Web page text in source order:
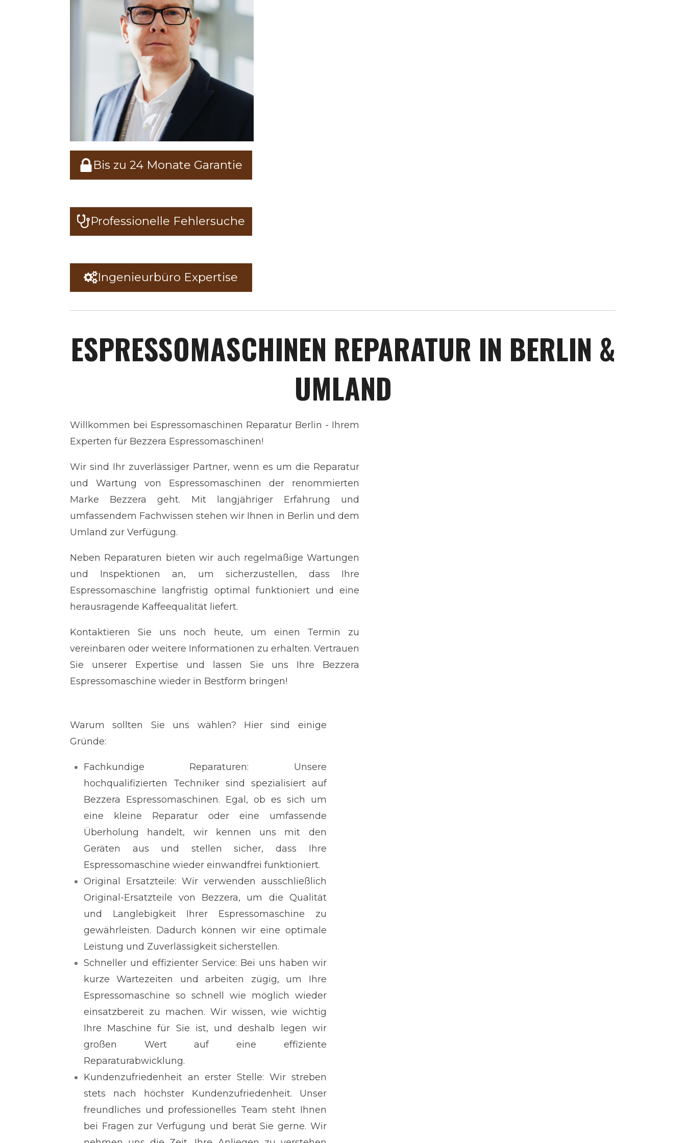
Bis zu 24 Monate Garantie
Professionelle Fehlersuche
Ingenieurbüro Expertise
ESPRESSOMASCHINEN REPARATUR IN BERLIN &
UMLAND
Willkommen bei Espressomaschinen Reparatur Berlin - Ihrem
Experten für Bezzera Espressomaschinen!
Wir sind Ihr zuverlässiger Partner, wenn es um die Reparatur
und Wartung von Espressomaschinen der renommierten
Marke Bezzera geht. Mit langjähriger Erfahrung und
umfassendem Fachwissen stehen wir Ihnen in Berlin und dem
Umland zur Verfügung.
Neben Reparaturen bieten wir auch regelmäßige Wartungen
und Inspektionen an, um sicherzustellen, dass Ihre
Espressomaschine langfristig optimal funktioniert und eine
herausragende Kaffeequalität liefert.
Kontaktieren Sie uns noch heute, um einen Termin zu
vereinbaren oder weitere Informationen zu erhalten. Vertrauen
Sie unserer Expertise und lassen Sie uns Ihre Bezzera
Espressomaschine wieder in Bestform bringen!
Warum sollten Sie uns wählen? Hier sind einige
Gründe:
Fachkundige Reparaturen: Unsere
hochqualifizierten Techniker sind spezialisiert auf
Bezzera Espressomaschinen. Egal, ob es sich um
eine kleine Reparatur oder eine umfassende
Überholung handelt, wir kennen uns mit den
Geräten aus und stellen sicher, dass Ihre
Espressomaschine wieder einwandfrei funktioniert.
Original Ersatzteile: Wir verwenden ausschließlich
Original-Ersatzteile von Bezzera, um die Qualität
und Langlebigkeit Ihrer Espressomaschine zu
gewährleisten. Dadurch können wir eine optimale
Leistung und Zuverlässigkeit sicherstellen.
Schneller und effizienter Service: Bei uns haben wir
kurze Wartezeiten und arbeiten zügig, um Ihre
Espressomaschine so schnell wie möglich wieder
einsatzbereit zu machen. Wir wissen, wie wichtig
Ihre Maschine für Sie ist, und deshalb legen wir
großen Wert auf eine effiziente
Reparaturabwicklung.
Kundenzufriedenheit an erster Stelle: Wir streben
stets nach höchster Kundenzufriedenheit. Unser
freundliches und professionelles Team steht Ihnen
bei Fragen zur Verfügung und berät Sie gerne. Wir